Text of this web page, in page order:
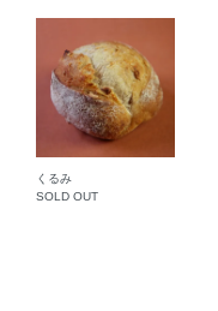
くるみ
SOLD OUT